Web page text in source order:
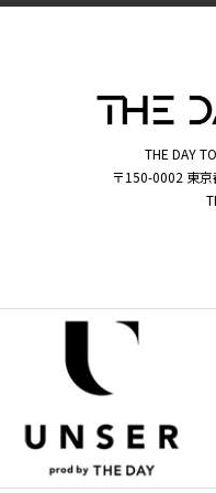
THE DAY
〒150-0002 東